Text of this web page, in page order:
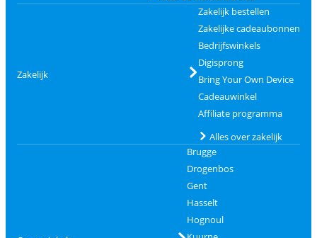
Zakelijk
Zakelijk bestellen
Zakelijke cadeaubonnen
Bedrijfswinkels
Digisprong
Bring Your Own Device
Cadeauwinkel
Affiliate programma
Alles over zakelijk
Brugge
Drogenbos
Gent
Hasselt
Hognoul